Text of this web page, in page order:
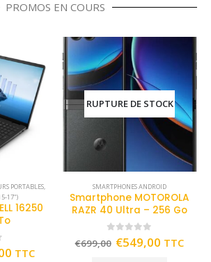
PROMOS EN COURS
PORTABLES,
17")
16250
5 TTC
RUPTURE DE STOCK
SMARTPHONES ANDROID
Smartphone MOTOROLA
RAZR 40 Ultra – 256 Go
out of 5
€699,00 €549,00 TTC